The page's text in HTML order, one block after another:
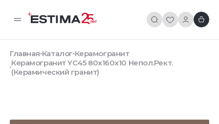
Главная Каталог Керамогранит
Керамогранит YC45 80x160x10 Непол.Рект.
(Керамический гранит)